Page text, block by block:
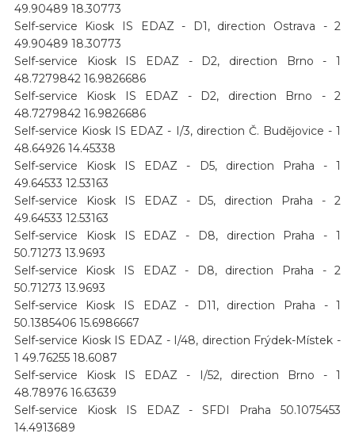
49.90489 18.30773
Self-service Kiosk IS EDAZ - D1, direction Ostrava - 2
49.90489 18.30773
Self-service Kiosk IS EDAZ - D2, direction Brno - 1
48.7279842 16.9826686
Self-service Kiosk IS EDAZ - D2, direction Brno - 2
48.7279842 16.9826686
Self-service Kiosk IS EDAZ - I/3, direction Č. Budějovice - 1
48.64926 14.45338
Self-service Kiosk IS EDAZ - D5, direction Praha - 1
49.64533 12.53163
Self-service Kiosk IS EDAZ - D5, direction Praha - 2
49.64533 12.53163
Self-service Kiosk IS EDAZ - D8, direction Praha - 1
50.71273 13.9693
Self-service Kiosk IS EDAZ - D8, direction Praha - 2
50.71273 13.9693
Self-service Kiosk IS EDAZ - D11, direction Praha - 1
50.1385406 15.6986667
Self-service Kiosk IS EDAZ - I/48, direction Frýdek-Místek -
1 49.76255 18.6087
Self-service Kiosk IS EDAZ - I/52, direction Brno - 1
48.78976 16.63639
Self-service Kiosk IS EDAZ - SFDI Praha 50.1075453
14.4913689